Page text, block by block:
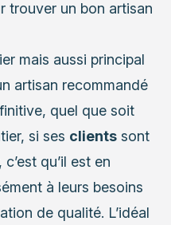
trouver un bon artisan
mais aussi principal
artisan recommandé
quel que soit
si ses clients sont
qu’il est en
à leurs besoins
de qualité. L’idéal